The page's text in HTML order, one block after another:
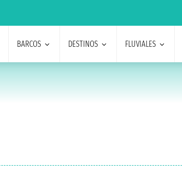
BARCOS DESTINOS FLUVIALES